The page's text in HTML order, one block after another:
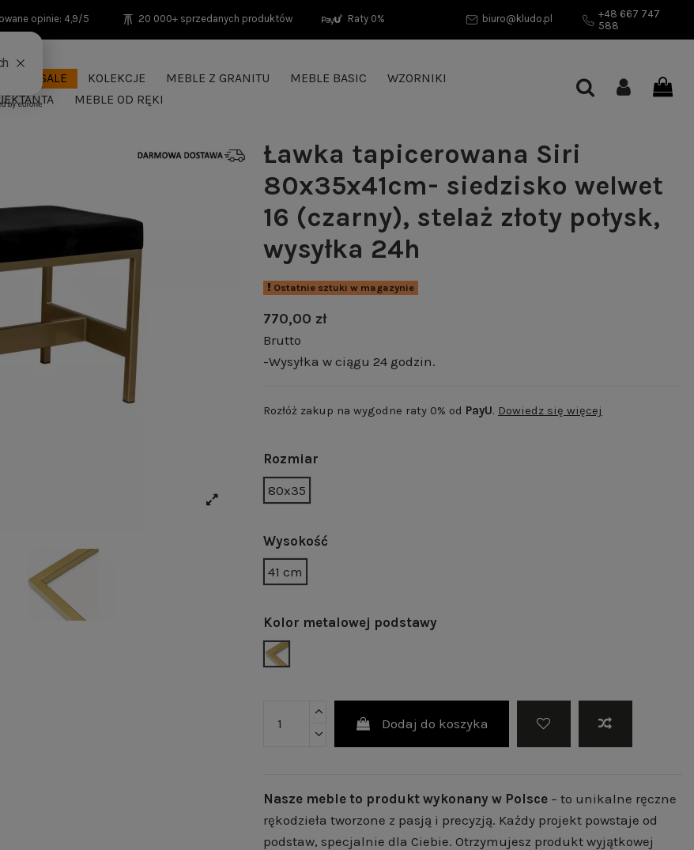
opinie: 4,9/5 20 000+ sprzedanych produktów Raty 0% biuro@kludo.pl
+48 667 747
588
SALE KOLEKCJE MEBLE Z GRANITU MEBLE BASIC
WZORNIKI
MEBLE OD RĘKI
Ławka tapicerowana Siri
80x35x41cm- siedzisko welwet
16 (czarny), stelaż złoty połysk,
wysyłka 24h
Ostatnie sztuki w magazynie
770,00 zł
Brutto
-Wysyłka w ciągu 24 godzin.
Rozłóż zakup na wygodne raty 0% od PayU. Dowiedz się więcej
Rozmiar
80x35
Wysokość
41 cm
Kolor metalowej podstawy
ZŁOTY POŁYSK | RAL 1036
Dodaj do koszyka
Nasze meble to produkt wykonany w Polsce– to unikalne ręczne
rękodzieła tworzone z pasją i precyzją. Każdy projekt powstaje od
podstaw, specjalnie dla Ciebie. Otrzymujesz produkt wyjątkowej